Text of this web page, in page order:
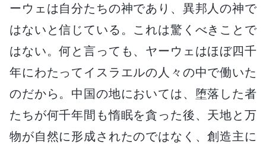
ーウェは自分たちの神であり、異邦人の神で
はないと信じている。これは驚くべきことで
はない。何と言っても、ヤーウェはほぼ四千
年にわたってイスラエルの人々の中で働いた
のだから。中国の地においては、堕落した者
たちが何千年間も惰眠を貪った後、天地と万
物が自然に形成されたのではなく、創造主に